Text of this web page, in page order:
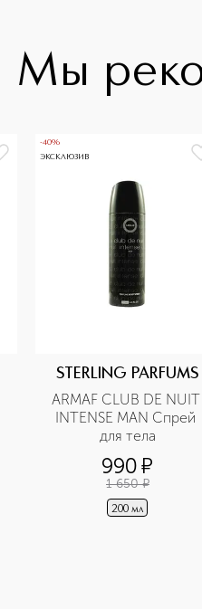
Мы
-40%
ЭКСКЛЮЗИВ
STERLING PARFUMS
ARMAF CLUB DE NUIT
INTENSE MAN Спрей
для тела
990¤
1 650 ¤
200 мл